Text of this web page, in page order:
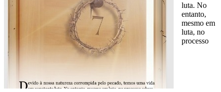
luta. No
entanto,
mesmo em
luta, no
processo